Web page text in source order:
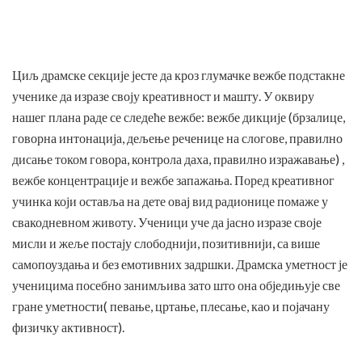
Циљ драмске секције јесте да кроз глумачке вежбе подстакне
ученике да изразе своју креативност и машту. У оквиру
нашег плана раде се следеће вежбе: вежбе дикције (брзалице,
говорна интонација, дељење реченице на слогове, правилно
дисање током говора, контрола даха, правилно изражавање) ,
вежбе концентрације и вежбе запажања. Поред креативног
учинка који оставља на дете овај вид радионице помаже у
свакодневном животу. Ученици уче да јасно изразе своје
мисли и жеље постају слободнији, позитивнији, са више
самопоуздања и без емотивних задршки. Драмска уметност је
ученицима посебно занимљива зато што она обједињује све
гране уметности( певање, цртање, плесање, као и појачану
физичку активност).